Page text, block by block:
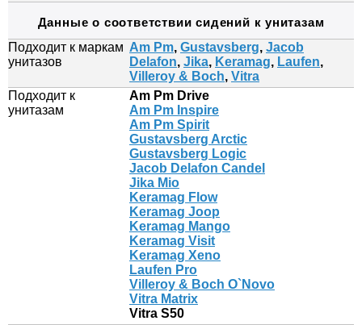
Данные о соответствии сидений к унитазам
Подходит к маркам
унитазов
Am Pm, Gustavsberg, Jacob
Delafon, Jika, Keramag, Laufen,
Villeroy & Boch, Vitra
Подходит к
унитазам
Am Pm Drive
Am Pm Inspire
Am Pm Spirit
Gustavsberg Arctic
Gustavsberg Logic
Jacob Delafon Candel
Jika Mio
Keramag Flow
Keramag Joop
Keramag Mango
Keramag Visit
Keramag Xeno
Laufen Pro
Villeroy & Boch O`Novo
Vitra Matrix
Vitra S50